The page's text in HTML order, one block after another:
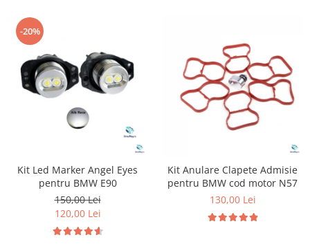
-20%
Kit Led Marker Angel Eyes
pentru BMW E90
150,00 Lei
120,00 Lei
Kit Anulare Clapete Admisie
pentru BMW cod motor N57
130,00 Lei